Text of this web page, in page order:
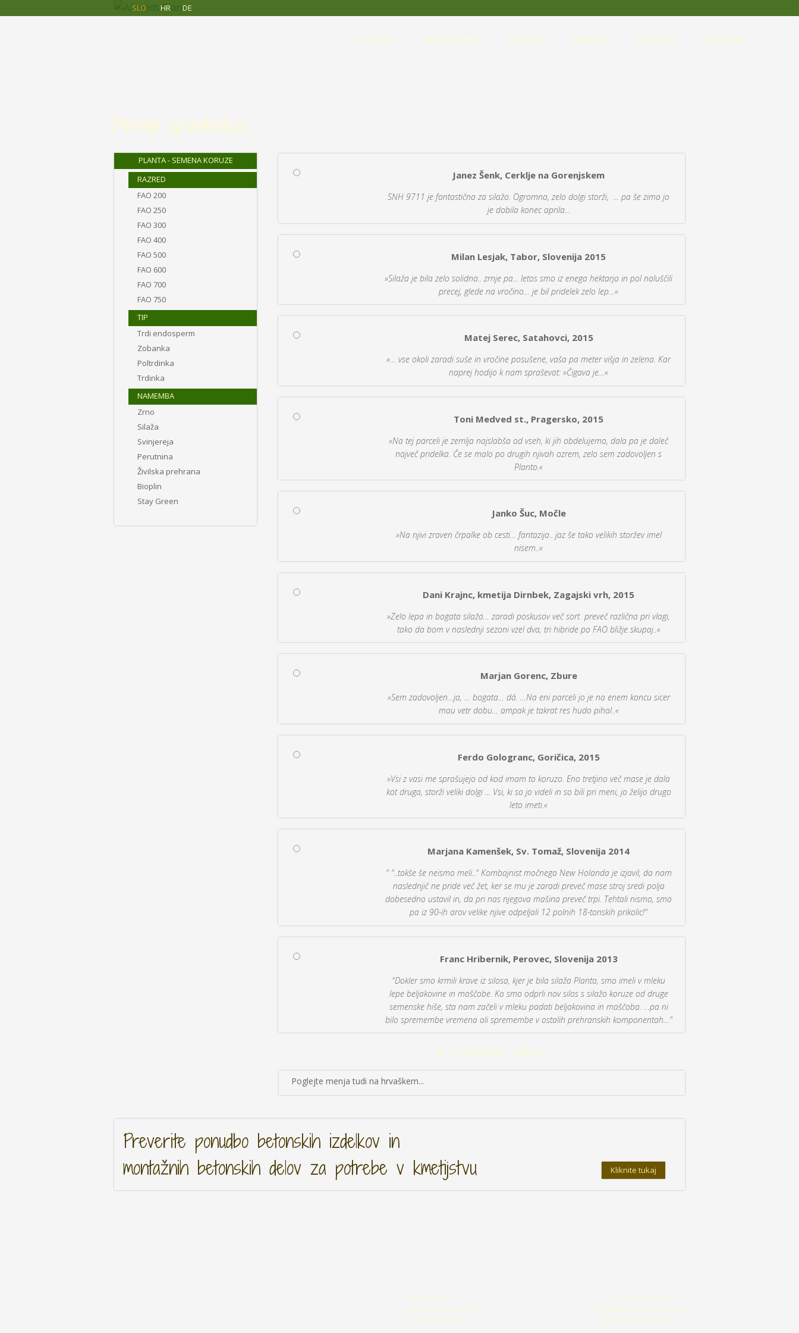
SLO HR DE
Allseeds
O PLANTI VRSTE SEMEN POSKUSI MNENJA DOGODKI KONTAKT
Mnenja uporabnikov
Janez Šenk, Cerklje na Gorenjskem
SNH 9711 je fantastična za silažo. Ogromna, zelo dolgi storži, ... pa še zima jo
je dobila konec aprila...
Milan Lesjak, Tabor, Slovenija 2015
»Silaža je bila zelo solidna.. zrnje pa... letos smo iz enega hektarja in pol naluščili
precej, glede na vročino… je bil pridelek zelo lep…«
Matej Serec, Satahovci, 2015
»… vse okoli zaradi suše in vročine posušene, vaša pa meter višja in zelena. Kar
naprej hodijo k nam spraševat: »Čigava je…«
Toni Medved st., Pragersko, 2015
»Na tej parceli je zemlja najslabša od vseh, ki jih obdelujemo, dala pa je daleč
največ pridelka. Če se malo po drugih njivah ozrem, zelo sem zadovoljen s
Planto.«
Janko Šuc, Močle
»Na njivi zraven črpalke ob cesti… fantazija.. jaz še tako velikih storžev imel
nisem..«
Dani Krajnc, kmetija Dirnbek, Zagajski vrh, 2015
»Zelo lepa in bogata silaža… zaradi poskusov več sort preveč različna pri vlagi,
tako da bom v naslednji sezoni vzel dva, tri hibride po FAO bližje skupaj..«
Marjan Gorenc, Zbure
»Sem zadovoljen…ja, … bogata… dá. …Na eni parceli jo je na enem koncu sicer
mau vetr dobu… ampak je takrat res hudo pihal..«
Ferdo Gologranc, Goričica, 2015
»Vsi z vasi me sprašujejo od kod imam to koruzo. Eno tretjino več mase je dala
kot druga, storži veliki dolgi ... Vsi, ki so jo videli in so bili pri meni, jo želijo drugo
leto imeti.«
Marjana Kamenšek, Sv. Tomaž, Slovenija 2014
" "..takše še neismo meli.." Kombajnist močnega New Holanda je izjavil, da nam
naslednjič ne pride več žet, ker se mu je zaradi preveč mase stroj sredi polja
dobesedno ustavil in, da pri nas njegova mašina preveč trpi. Tehtali nismo, smo
pa iz 90-ih arov velike njive odpeljali 12 polnih 18-tonskih prikolic!"
Franc Hribernik, Perovec, Slovenija 2013
"Dokler smo krmili krave iz silosa, kjer je bila silaža Planta, smo imeli v mleku
lepe beljakovine in maščobe. Ko smo odprli nov silos s silažo koruze od druge
semenske hiše, sta nam začeli v mleku padati beljakovina in maščoba. …pa ni
bilo spremembe vremena ali spremembe v ostalih prehranskih komponentah…"
Strani
1 2 naslednja › zadnja »
Poglejte menja tudi na hrvaškem...
PLANTA - SEMENA KORUZE
RAZRED
FAO 200
FAO 250
FAO 300
FAO 400
FAO 500
FAO 600
FAO 700
FAO 750
TIP
Trdi endosperm
Zobanka
Poltrdinka
Trdinka
NAMEMBA
Zrno
Silaža
Svinjereja
Perutnina
Živilska prehrana
Bioplin
Stay Green
Preverite ponudbo betonskih izdelkov in
montažnih betonskih delov za potrebe v kmetijstvu
Kliknite tukaj
Jodito-f d.o.o.
Hmeljarska cesta 10
SI-3312 Prebold
T: +386 41 288 402
E: info@allseeds-planta.si
www.allseeds-planta.si